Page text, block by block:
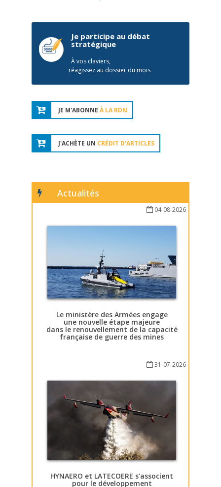
Je participe au débat
stratégique
À vos claviers,
réagissez au dossier du mois
JE M'ABONNE À LA RDN
J'ACHÈTE UN CRÉDIT D'ARTICLES
Actualités
04-08-2026
Le ministère des Armées engage
une nouvelle étape majeure
dans le renouvellement de la capacité
française de guerre des mines
31-07-2026
HYNAERO et LATECOERE s’associent
pour le développement